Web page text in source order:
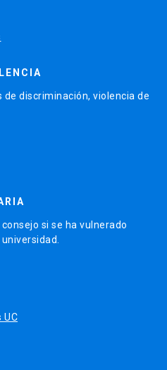
discriminación, violencia de
si se ha vulnerado
UC